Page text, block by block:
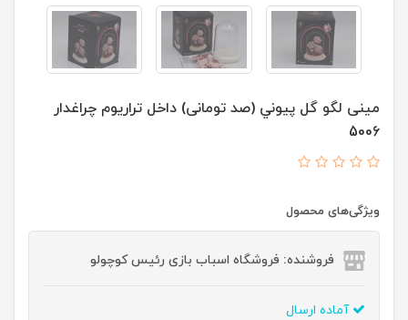
مینی لگو گل پیوني (صد تومانی) داخل تراریوم چراغدار
5006
ویژگی‌های محصول
فروشنده: فروشگاه اسباب بازی رئیس کوچولو
آماده ارسال